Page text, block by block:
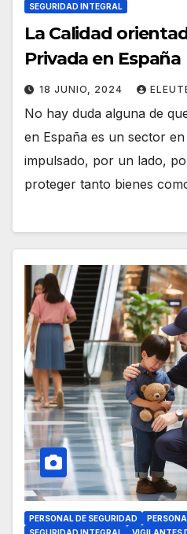
SEGURIDAD INTEGRAL
La Calidad
Privada en España
18 JUNIO, 2024
No hay duda alguna de
en España es un sector
impulsado, por un lado,
proteger tanto bienes
PERSONAL DE SEGURIDAD
SEGURIDAD INTEGRAL
VIGILANTES